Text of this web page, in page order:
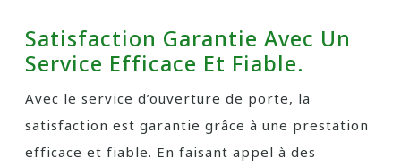
Satisfaction Garantie Avec Un
Service Efficace Et Fiable.
Avec le service d’ouverture de porte, la
satisfaction est garantie grâce à une prestation
efficace et fiable. En faisant appel à des